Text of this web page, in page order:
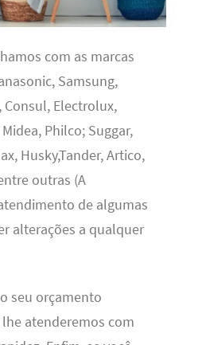
com as marcas
Samsung,
Consul, Electrolux,
Philco; Suggar,
Husky,Tander, Artico,
outras (A
de algumas
alterações a qualquer
seu orçamento
atenderemos com